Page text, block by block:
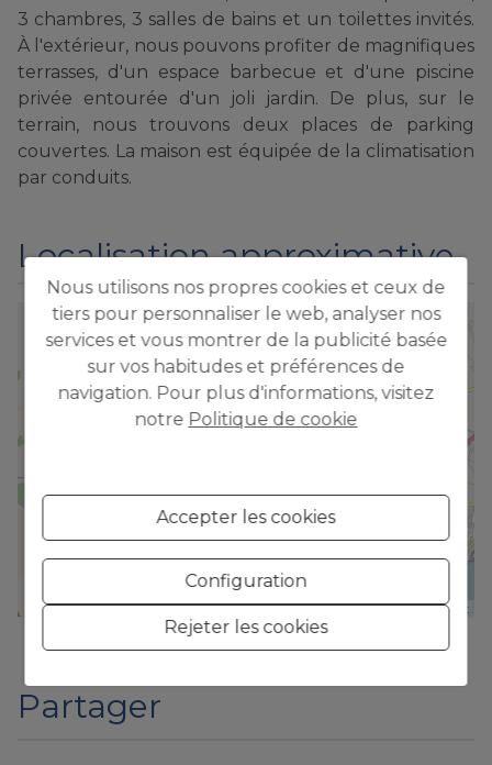
3 chambres, 3 salles de bains et un toilettes invités.
À l'extérieur, nous pouvons profiter de magnifiques
terrasses, d'un espace barbecue et d'une piscine
privée entourée d'un joli jardin. De plus, sur le
terrain, nous trouvons deux places de parking
couvertes. La maison est équipée de la climatisation
par conduits.
Localisation approximative
+
Leaflet
Partager
Nous utilisons nos propres cookies et ceux de
tiers pour personnaliser le web, analyser nos
services et vous montrer de la publicité basée
sur vos habitudes et préférences de
navigation. Pour plus d'informations, visitez
notre Politique de cookie
Accepter les cookies
Configuration
Rejeter les cookies